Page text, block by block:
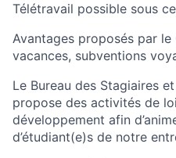
Télétravail possible sous
Avantages proposés par
vacances, subventions
Le Bureau des Stagiaires
propose des activités de
développement afin
d’étudiant(e)s de notre